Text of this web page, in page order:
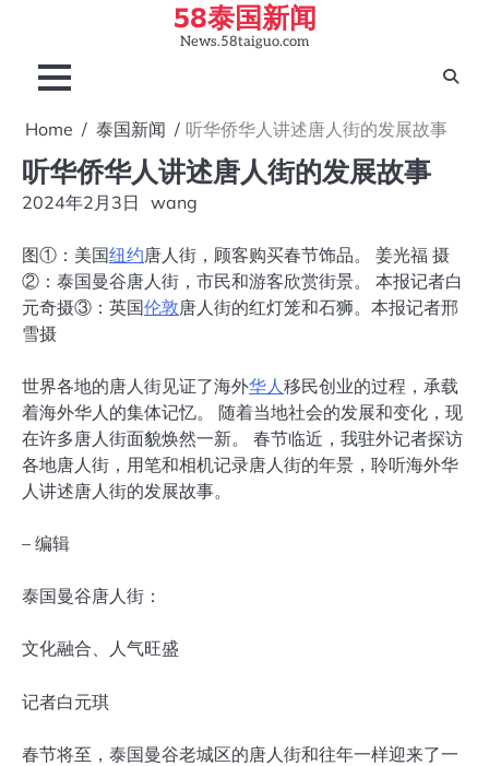
content
58泰国新闻
News.58taiguo.com
Home 泰国新闻 听华侨华人讲述唐人街的发展故事
听华侨华人讲述唐人街的发展故事
2024年2月3日 wang
图①：美国纽约唐人街，顾客购买春节饰品。 姜光福 摄
②：泰国曼谷唐人街，市民和游客欣赏街景。 本报记者白
元奇摄③：英国伦敦唐人街的红灯笼和石狮。本报记者邢
雪摄
世界各地的唐人街见证了海外华人移民创业的过程，承载
着海外华人的集体记忆。 随着当地社会的发展和变化，现
在许多唐人街面貌焕然一新。 春节临近，我驻外记者探访
各地唐人街，用笔和相机记录唐人街的年景，聆听海外华
人讲述唐人街的发展故事。
– 编辑
泰国曼谷唐人街：
文化融合、人气旺盛
记者白元琪
春节将至，泰国曼谷老城区的唐人街和往年一样迎来了一